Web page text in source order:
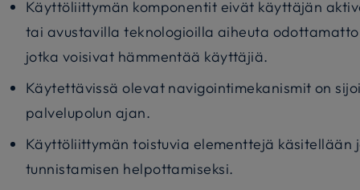
Käyttöliittymän komponentit eivät käyttäjän
tai avustavilla teknologioilla aiheuta
jotka voisivat hämmentää käyttäjiä.
Käytettävissä olevat navigointimekanismit on
palvelupolun ajan.
Käyttöliittymän toistuvia elementtejä käsitellään
tunnistamisen helpottamiseksi.